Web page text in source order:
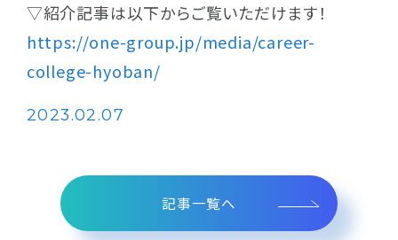
▽紹介記事は以下からご覧いただけます！
https://one-group.jp/media/career-
college-hyoban/
2023.02.07
記事一覧へ
Join us
キャリアスタートで働く
News
Company
会社概要